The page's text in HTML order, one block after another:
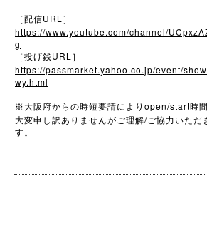
［配信URL ］
https://www.youtube.com/channel/
g
［投げ銭URL ］
https://passmarket.yahoo.co.jp/event/
wy.html
※大阪府からの時短要請により open/start時
大変申し訳ありませんがご理解/ご協力いただ
す。